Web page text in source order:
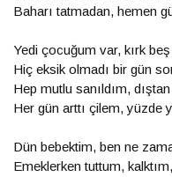
Baharı tatmadan, hemen
Yedi çocuğum var, kırk
Hiç eksik olmadı bir gün
Hep mutlu sanıldım,
Her gün arttı çilem, yüzde
Dün bebektim, ben ne
Emeklerken tuttum,